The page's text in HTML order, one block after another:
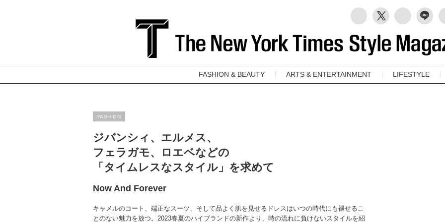
FASHION & BEAUTY ARTS & ENTERTAINMENT LIFESTYLE
FASHION
ジバンシィ、エルメス、
フェラガモ、ロエベなどの
「タイムレスなスタイル」を求めて
Now And Forever
キャメルのコート、端正なスーツ、そして品よく肌を見せるドレスはいつの時代にも褪せるこ
とのない魅力を放つ。2023春夏のハイブランドの新作より、時の流れに負けないスタイルを紹